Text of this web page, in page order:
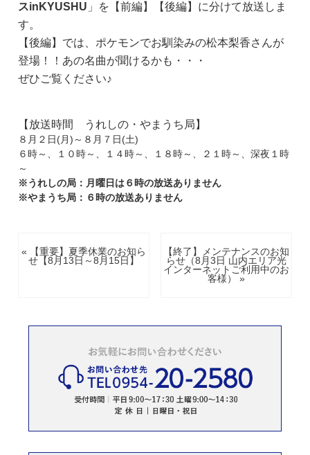
スinKYUSHU 」を【前編】【後編】に分けて放送しま
す。
【後編】では、ポケモンでお馴染みの松本梨香さんが
登場！！あの名曲が聞けるかも・・・
ぜひご覧ください♪
【放送時間 うれしの・やまうち局】
８月２日(月)～８月７日(土)
６時～、１０時～、１４時～、１８時～、２１時～、深夜１時
～
※うれしの局：月曜日は６時の放送ありません
※やまうち局：６時の放送ありません
« 【重要】夏季休業のお知ら
せ【8月13日～8月15日】
【終了】メンテナンスのお知
らせ（8月3日 山内エリア光
インターネットご利用中のお
客様） »